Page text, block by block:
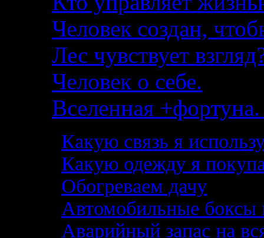
Человек создан,
Лес чувствует
Человек о себе.
Вселенная +фортуна.
Какую связь я
Какую одежду я
Обогреваем дачу
Автомобильные боксы
Аварийный запас на